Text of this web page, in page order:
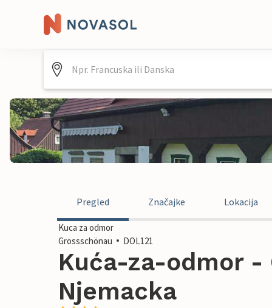
Pregled Značajke Lokacija
Kuca za odmor
Grossschönau
DOL121
Kuća-za-odmor -
Njemacka